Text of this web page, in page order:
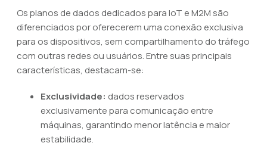
Os planos de dados dedicados para IoT e M2M são
diferenciados por oferecerem uma conexão exclusiva
para os dispositivos, sem compartilhamento do tráfego
com outras redes ou usuários. Entre suas principais
características, destacam-se:
Exclusividade: dados reservados
exclusivamente para comunicação entre
máquinas, garantindo menor latência e maior
estabilidade.